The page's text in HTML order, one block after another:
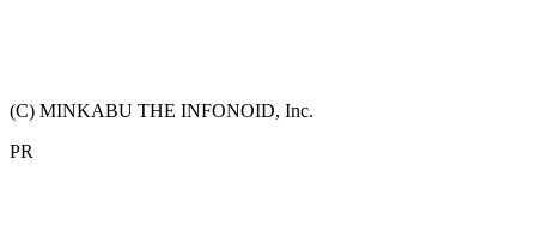
(C) MINKABU THE INFONOID, Inc.
PR